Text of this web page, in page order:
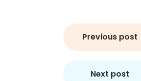
Previous post
Next post